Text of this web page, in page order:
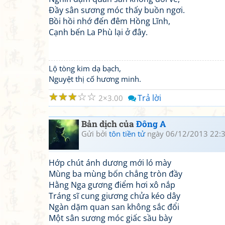
Đầy sân sương móc thấy buồn ngơi.
Bồi hồi nhớ đến đêm Hồng Lĩnh,
Cạnh bến La Phù lại ở đây.
Lộ tòng kim dạ bạch,
Nguyệt thị cố hương minh.
☆
☆
☆
☆
☆ 2 3.00 Trả lời
Bản dịch củaĐông A
Gửi bởi tôn tiền tửngày 06/12/2013
Hớp chút ánh dương mới ló mày
Mùng ba mùng bốn chẳng tròn đầy
Hằng Nga gương điểm hơi xô nắp
Tráng sĩ cung giương chửa kéo dây
Ngàn dặm quan san không sắc đổi
Một sân sương móc giấc sầu bày